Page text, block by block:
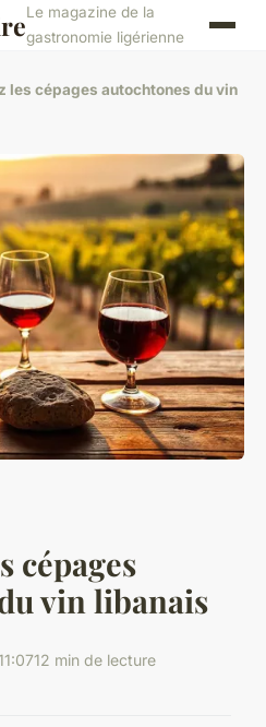
Le magazine de la
gastronomie ligérienne
les cépages autochtones du vin
cépages
vin libanais
12 min de lecture